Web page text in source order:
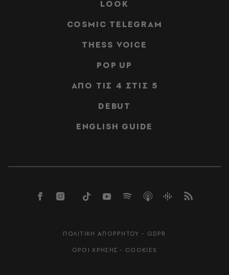
LOOK
COSMIC TELEGRAM
THESS VOICE
POP UP
ΑΠΟ ΤΙΣ 4 ΣΤΙΣ 5
DEBUT
ENGLISH GUIDE
ΠΟΛΙΤΙΚΗ ΑΠΟΡΡΗΤΟΥ - GDPR
ΟΡΟΙ ΧΡΗΣΗΣ - COOKIES